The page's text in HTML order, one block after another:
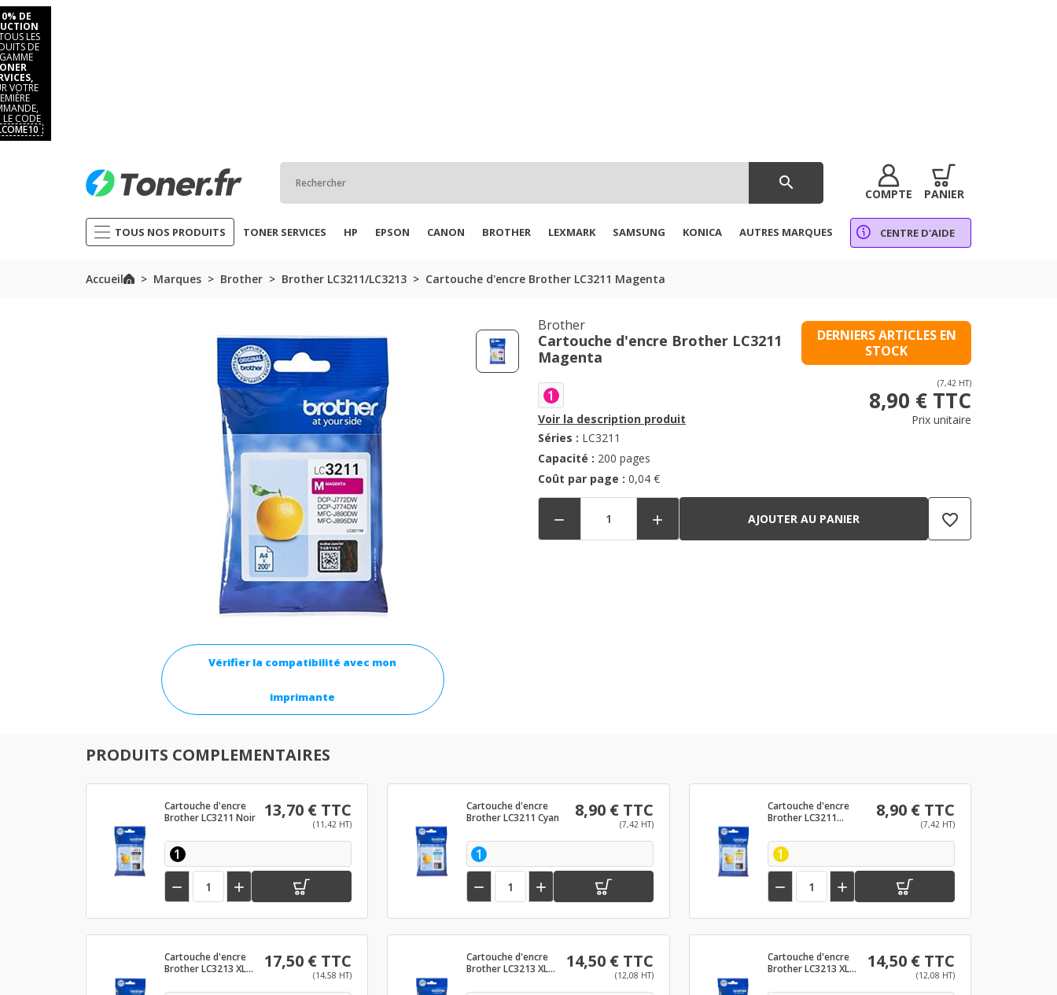
DE
LES
DE
VOTRE
LE CODE
search
COMPTE PANIER
TOUS NOS PRODUITS TONER SERVICES HP EPSON CANON BROTHER LEXMARK SAMSUNG KONICA AUTRES MARQUES CENTRE D'AIDE
Accueil Marques Brother Brother LC3211/LC3213 Cartouche d'encre Brother LC3211 Magenta
Vérifier la compatibilité avec mon
imprimante
Brother
Cartouche d'encre Brother LC3211
Magenta
DERNIERS ARTICLES EN
STOCK
1
Voir la description produit
Séries : LC3211
Capacité : 200 pages
Coût par page : 0,04 €
(7,42 HT)
8,90 € TTC
Prix unitaire
  AJOUTER AU PANIER favorite_border
PRODUITS COMPLEMENTAIRES
Cartouche d'encre
Brother LC3211 Noir
13,70 € TTC
(11,42 HT)
1
 
Cartouche d'encre
Brother LC3211 Cyan
8,90 € TTC
(7,42 HT)
1
 
Cartouche d'encre
Brother LC3211
8,90 € TTC
(7,42 HT)
1
 
Cartouche d'encre
Brother LC3213 XL
17,50 € TTC
(14,58 HT)
Cartouche d'encre
Brother LC3213 XL
14,50 € TTC
(12,08 HT)
Cartouche d'encre
Brother LC3213 XL
14,50 € TTC
(12,08 HT)